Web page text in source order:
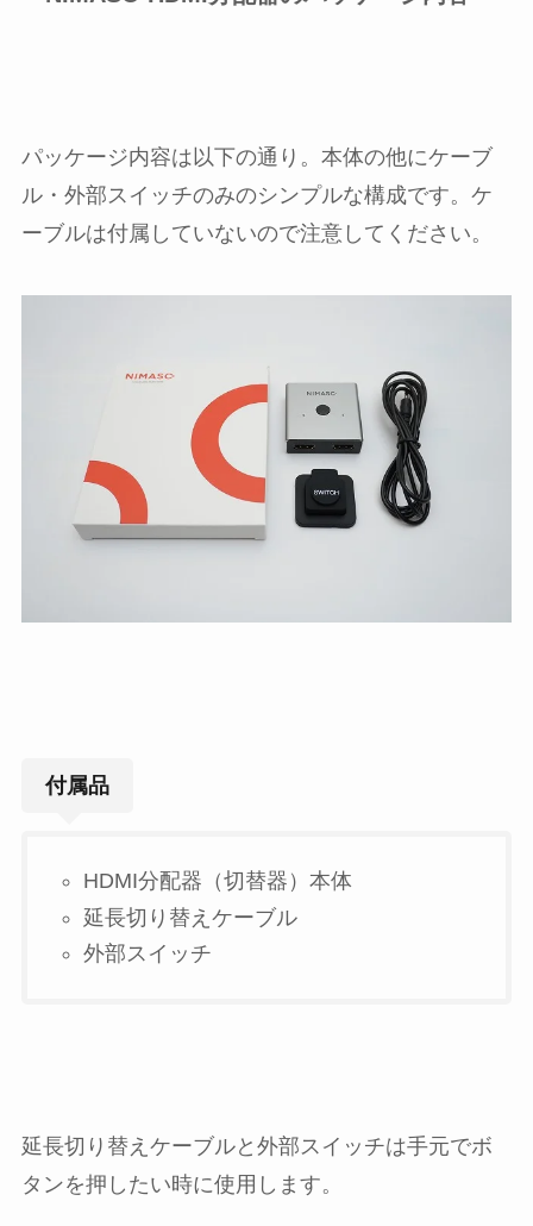
パッケージ内容は以下の通り。本体の他にケーブ
ル・外部スイッチのみのシンプルな構成です。ケ
ーブルは付属していないので注意してください。
付属品
HDMI分配器（切替器）本体
延長切り替えケーブル
外部スイッチ
延長切り替えケーブルと外部スイッチは手元でボ
タンを押したい時に使用します。